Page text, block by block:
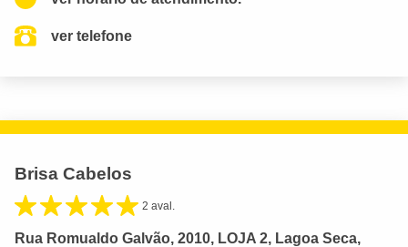
ver telefone
Brisa Cabelos
2 aval.
Rua Romualdo Galvão, 2010, LOJA 2, Lagoa Seca,